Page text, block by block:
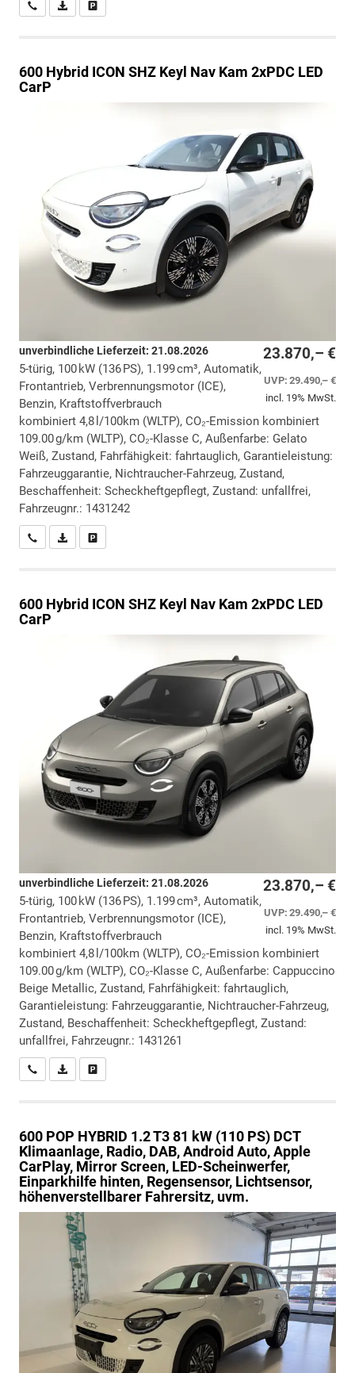
Wir rufen Sie anPDF-Datei, Fahrzeugexposé drucken
600 Hybrid ICON SHZ Keyl Nav Kam 2xPDC LED
CarP
23.870,– €
UVP:29.490,– €
incl. 19% MwSt.
unverbindliche Lieferzeit: 21.08.2026
5-türig, 100 kW (136 PS), 1.199 cm³, Automatik,
Frontantrieb, Verbrennungsmotor (ICE),
Benzin, Kraftstoffverbrauch
kombiniert 4,8 l/100km (WLTP), CO₂-Emission kombiniert
109.00 g/km (WLTP), CO₂-Klasse C, Außenfarbe: Gelato
Weiß, Zustand, Fahrfähigkeit: fahrtauglich, Garantieleistung:
Fahrzeuggarantie, Nichtraucher-Fahrzeug, Zustand,
Beschaffenheit: Scheckheftgepflegt, Zustand: unfallfrei,
Fahrzeugnr.: 1431242
Wir rufen Sie anPDF-Datei, Fahrzeugexposé drucken
600 Hybrid ICON SHZ Keyl Nav Kam 2xPDC LED
CarP
23.870,– €
UVP:29.490,– €
incl. 19% MwSt.
unverbindliche Lieferzeit: 21.08.2026
5-türig, 100 kW (136 PS), 1.199 cm³, Automatik,
Frontantrieb, Verbrennungsmotor (ICE),
Benzin, Kraftstoffverbrauch
kombiniert 4,8 l/100km (WLTP), CO₂-Emission kombiniert
109.00 g/km (WLTP), CO₂-Klasse C, Außenfarbe: Cappuccino
Beige Metallic, Zustand, Fahrfähigkeit: fahrtauglich,
Garantieleistung: Fahrzeuggarantie, Nichtraucher-Fahrzeug,
Zustand, Beschaffenheit: Scheckheftgepflegt, Zustand:
unfallfrei, Fahrzeugnr.: 1431261
Wir rufen Sie anPDF-Datei, Fahrzeugexposé drucken
600 POP HYBRID 1.2 T3 81 kW (110 PS) DCT
Klimaanlage, Radio, DAB, Android Auto, Apple
CarPlay, Mirror Screen, LED-Scheinwerfer,
Einparkhilfe hinten, Regensensor, Lichtsensor,
höhenverstellbarer Fahrersitz, uvm.